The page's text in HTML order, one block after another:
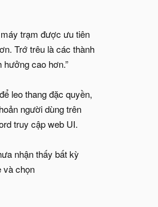
trạm được ưu tiên
Trớ trêu là các thành
cao hơn.”
leo thang đặc quyền,
người dùng trên
truy cập web UI.
nhận thấy bất kỳ
và chọn